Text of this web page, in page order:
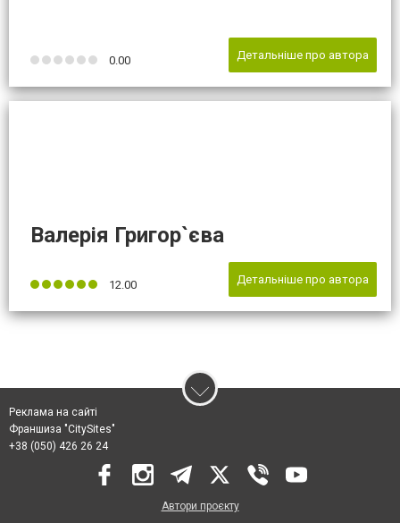
0.00 Детальніше про автора
Валерія Григор`єва
12.00 Детальніше про автора
Реклама на сайті
Франшиза "CitySites"
+38 (050) 426 26 24
Автори проєкту